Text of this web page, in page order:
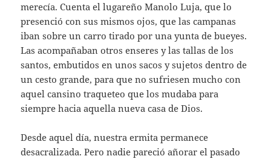
merecía. Cuenta el lugareño Manolo Luja, que lo
presenció con sus mismos ojos, que las campanas
iban sobre un carro tirado por una yunta de bueyes.
Las acompañaban otros enseres y las tallas de los
santos, embutidos en unos sacos y sujetos dentro de
un cesto grande, para que no sufriesen mucho con
aquel cansino traqueteo que los mudaba para
siempre hacia aquella nueva casa de Dios.
Desde aquel día, nuestra ermita permanece
desacralizada. Pero nadie pareció añorar el pasado